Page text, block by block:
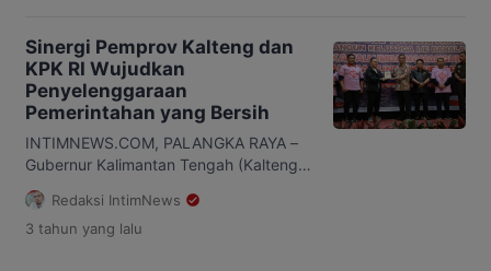
kegiatan Bimbingan Teknis
Kabupaten/Kota Ber-AKSI (Berani
Berantas Korupsi) di Aula Hapakat Jaya
Dinas Pendidikan Kota Palangka Raya,
Rabu, 3 Juni 2026. Direktur […]
Sinergi Pemprov Kalteng dan
KPK RI Wujudkan
Penyelenggaraan
Pemerintahan yang Bersih
INTIMNEWS.COM, PALANGKA RAYA –
Gubernur Kalimantan Tengah (Kalteng)
menghadiri secara langsung Bimbingan
Teknis (Bimtek) Keluarga Berintegritas
di Provinsi Kalteng. Bimtek ini
Redaksi IntimNews
3 tahun yang lalu